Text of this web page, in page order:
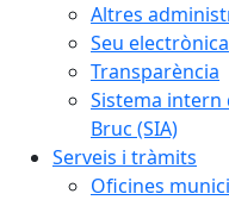
Altres
Seu electrònica
Transparència
Sistema intern
Bruc (SIA)
Serveis i tràmits
Oficines